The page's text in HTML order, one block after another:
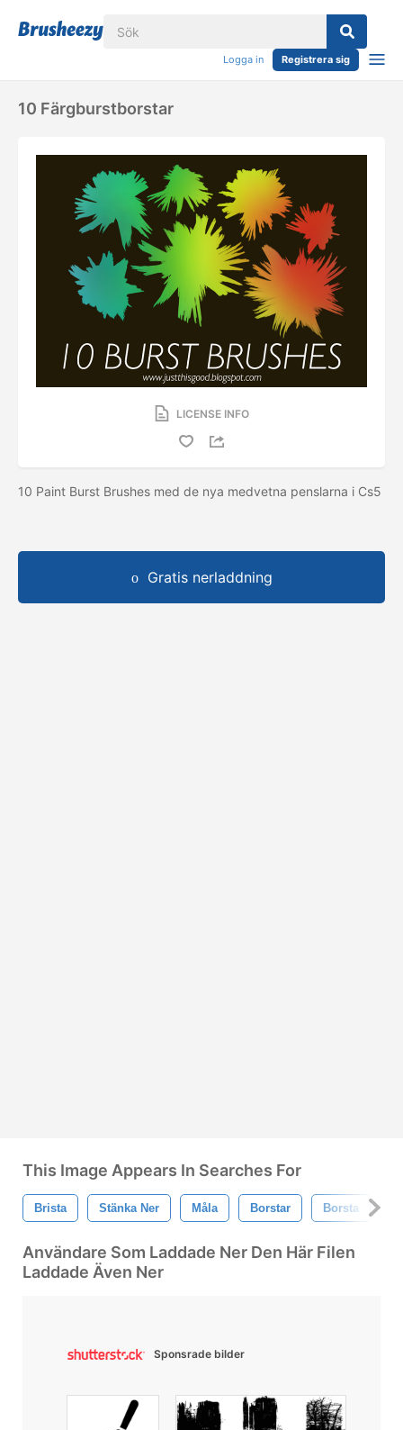
Logga in Registrera sig
10 Färgburstborstar
LICENSE INFO
10 Paint Burst Brushes med de nya medvetna penslarna i Cs5
Gratis nerladdning
This Image Appears In Searches For
Brista Stänka Ner Måla Borstar Borsta
Användare Som Laddade Ner Den Här Filen
Laddade Även Ner
Sponsrade bilder